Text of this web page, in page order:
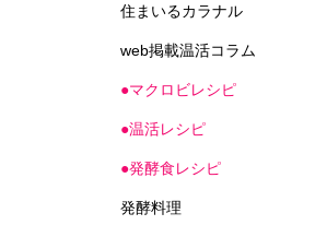
住まいるカラナル
web掲載温活コラム
●マクロビレシピ
●温活レシピ
●発酵食レシピ
発酵料理